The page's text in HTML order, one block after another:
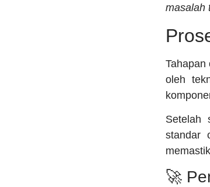
masalah
Tahapan
oleh
Setelah
standar
🚀